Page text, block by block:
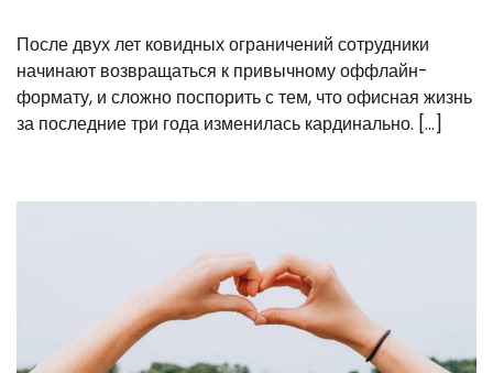
После двух лет ковидных ограничений сотрудники
начинают возвращаться к привычному оффлайн-
формату, и сложно поспорить с тем, что офисная жизнь
за последние три года изменилась кардинально. […]